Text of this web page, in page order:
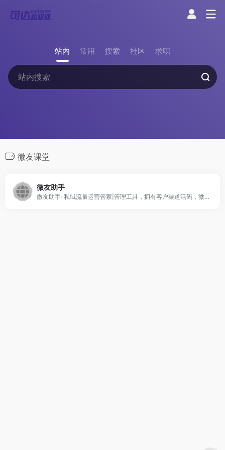
站内 常用 搜索 社区 求职
微友课堂
微友助手
微友助手-私域流量运营管家|管理工具，拥有客户渠道活码，微信数据分析，新客户欢迎语，定时发送，自动回复，流失客户提醒等数十项高级功能！帮助私域流量运营者提升运营效率和效果，为用户持续创造价值！